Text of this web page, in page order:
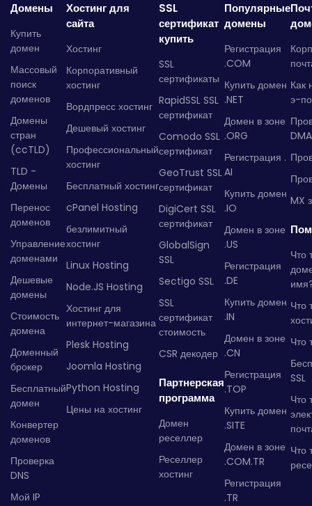
Домены
Купить
домен
Массовый
поиск
доменов
Домены
стран
(ccTLD)
TLD -
Домены
Перенос
доменов
Управление
доменами
Дешевые
домены
Стоимость
домена
Доменный
брокер
Бесплатный
домен
Конвертер
доменов
Проверка
DNS
Мой IP
Хостинг для
сайта
Хостинг
Корпоративный
хостинг
Вордпресс хостинг
Дешевый хостинг
Профессиональный
хостинг
Бесплатный хостинг
cPanel Hosting
безлимитный
хостинг
Linux Hosting
Node.JS Hosting
Хостинг для
интернет-магазина
Plesk Hosting
Joomla Hosting
Python Hosting
Цены на хостинг
SSL
сертификат
купить
SSL
сертификаты
RapidSSL SSL
сертификат
Comodo SSL
сертификат
GeoTrust SSL
сертификат
DigiCert SSL
сертификат
GlobalSign
SSL
Sectigo SSL
SSL
сертификат
стоимость
CSR декодер
Партнерская
программа
Домен
реселлер
Реселлер
хостинг
Популярные
домены
Регистрация
.COM
Купить домен
.NET
Домен в зоне
.ORG
Регистрация .
AI
Купить домен
.IO
Домен в зоне
.US
Регистрация
.DE
Купить домен
.IN
Домен в зоне
.CN
Регистрация
.TOP
Купить домен
.SITE
Домен в зоне
.COM.TR
Регистрация
.TR
Как
э-
MX
Что
Что
Что
SSL
Что
Что